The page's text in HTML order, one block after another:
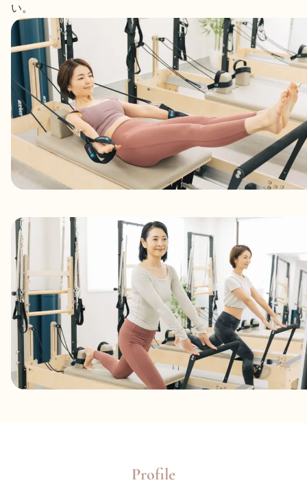
い。
Profile